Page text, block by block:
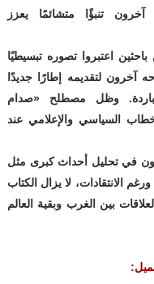
آخرون تنبؤًا متشائمًا يعزز
اعتبروا تصوره تبسيطيًا
آخرون لتقديمه إطارًا جديدًا
وظل مصطلح «صدام
السياسي والإعلامي عند
في تحليل أحداث كبرى مثل
ورغم الانتقادات، لا يزال الكتاب
بين الغرب وبقية العالم